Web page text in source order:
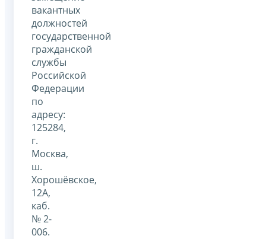
вакантных
должностей
государственной
гражданской
службы
Российской
Федерации
по
адресу:
125284,
г.
Москва,
ш.
Хорошёвское,
12A,
каб.
№ 2-
006.